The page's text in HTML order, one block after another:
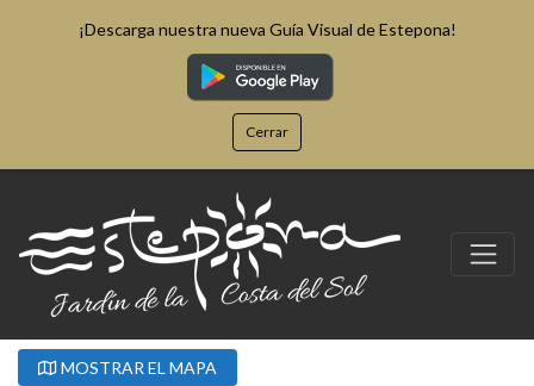
¡Descarga nuestra nueva Guía Visual de Estepona!
Cerrar
MOSTRAR EL MAPA